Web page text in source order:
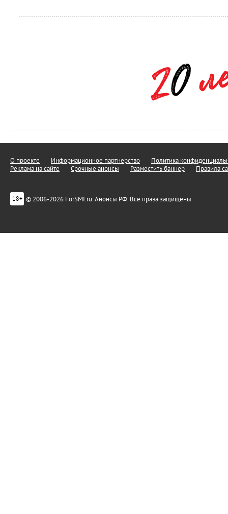
О проекте Информационное партнерство
Политика
Реклама на сайте
Срочные анонсы Разместить баннер Правила
18+ © 2006-2026 ForSMI.ru. Анонсы.РФ. Все права защищены.